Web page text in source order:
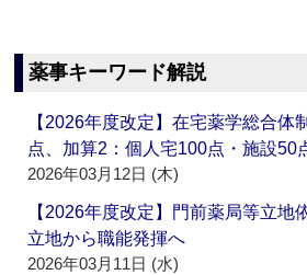
薬事キーワード解説
【2026年度改定】在宅薬学総合体
点、加算2：個人宅100点・施設50
2026年03月12日 (木)
【2026年度改定】門前薬局等立地
立地から職能発揮へ
2026年03月11日 (水)